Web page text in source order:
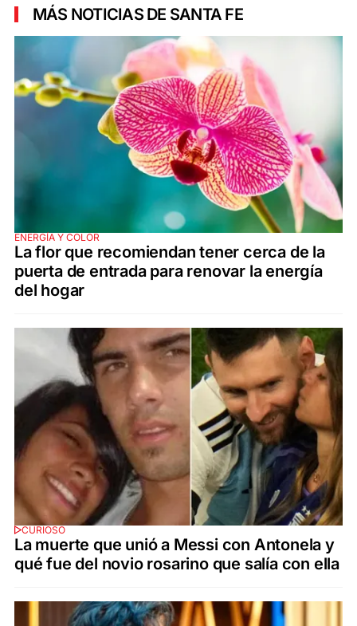
MÁS NOTICIAS DE SANTA FE
ENERGÍA Y COLOR
La flor que recomiendan tener cerca de la
puerta de entrada para renovar la energía
del hogar
CURIOSO
La muerte que unió a Messi con Antonela y
qué fue del novio rosarino que salía con ella